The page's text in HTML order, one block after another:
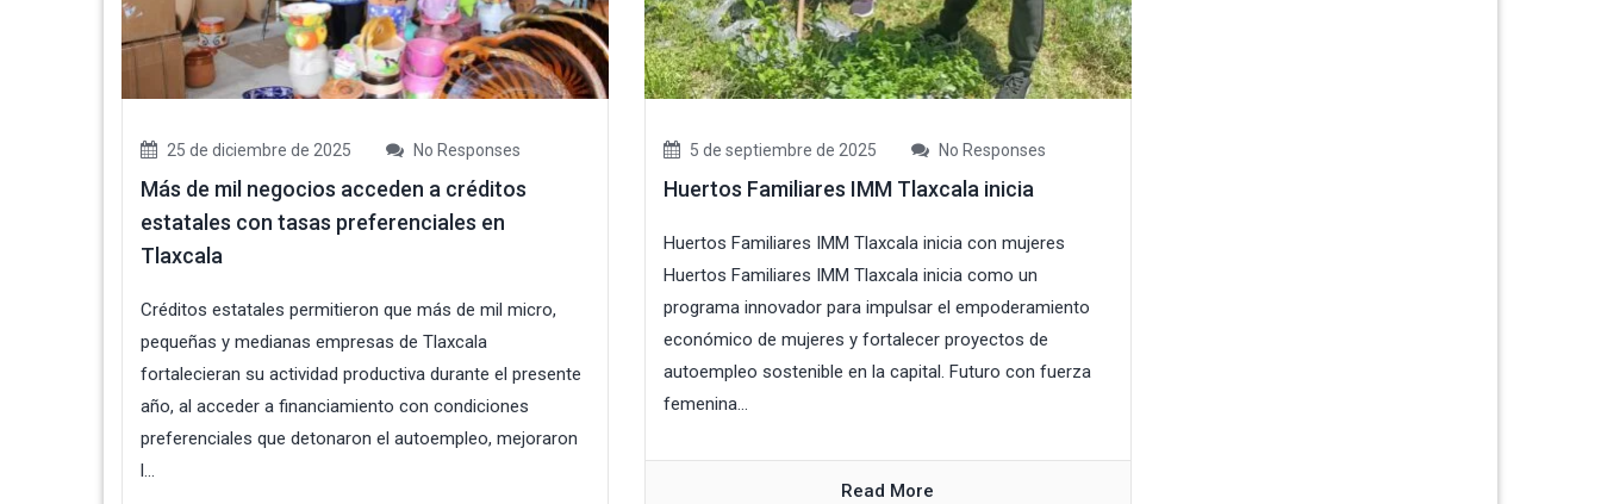
25 de diciembre de 2025 No Responses
Más de mil negocios acceden a créditos
estatales con tasas preferenciales en
Tlaxcala
Créditos estatales permitieron que más de mil micro,
pequeñas y medianas empresas de Tlaxcala
fortalecieran su actividad productiva durante el presente
año, al acceder a financiamiento con condiciones
preferenciales que detonaron el autoempleo, mejoraron
l...
5 de septiembre de 2025 No Responses
Huertos Familiares IMM Tlaxcala inicia
Huertos Familiares IMM Tlaxcala inicia con mujeres
Huertos Familiares IMM Tlaxcala inicia como un
programa innovador para impulsar el empoderamiento
económico de mujeres y fortalecer proyectos de
autoempleo sostenible en la capital. Futuro con fuerza
femenina...
Read More